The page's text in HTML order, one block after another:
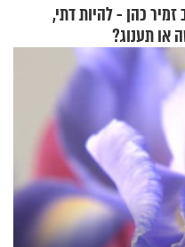
זמיר כהן - להיות דתי,
או תענוג?